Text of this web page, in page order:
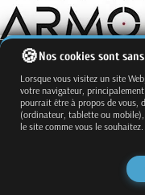
Nos cookies sont
Lorsque vous visitez un site
votre navigateur,
pourrait être à propos de vous,
(ordinateur, tablette ou
le site comme vous le souhaitez.
Fermer